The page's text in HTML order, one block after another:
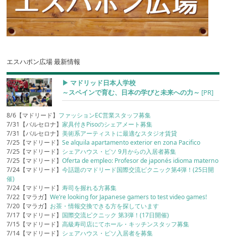
エスハポン広場 最新情報
▶︎ マドリッド日本人学校
～スペインで育む、日本の学びと未来への力～ [PR]
8/6【マドリード】 ファッションEC営業スタッフ募集
7/31【バルセロナ】家具付きPisoのシェアメート募集
7/31【バルセロナ】美術系アーティストに最適なスタジオ賃貸
7/25【マドリード】Se alquila apartamento exterior en zona Pacifico
7/25【マドリード】 シェアハウス・ピソ 9月からの入居者募集
7/25【マドリード】Oferta de empleo: Profesor de japonés idioma materno
7/24【マドリード】今話題のマドリード国際交流ピクニック第4弾！(25日開
催)
7/24【マドリード】寿司を握れる方募集
7/22【マラガ】We’re looking for Japanese gamers to test video games!
7/20【マラガ】 お茶・情報交換できる方を探しています
7/17【マドリード】 国際交流ピクニック 第3弾！(17日開催)
7/15【マドリード】高級寿司店にてホール・キッチンスタッフ募集
7/14【マドリード】 シェアハウス・ピソ入居者を募集